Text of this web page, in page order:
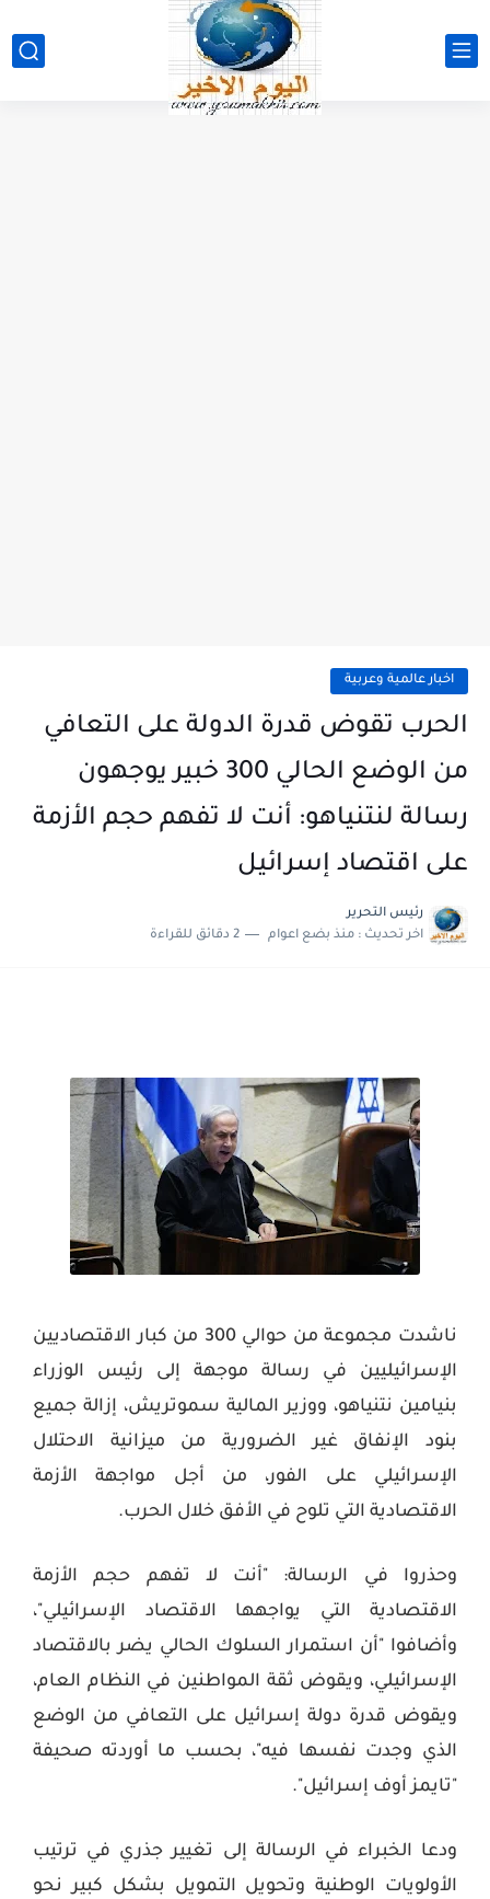
اخبار عالمية وعربية
الحرب تقوض قدرة الدولة على التعافي
من الوضع الحالي 300 خبير يوجهون
رسالة لنتنياهو: أنت لا تفهم حجم الأزمة
على اقتصاد إسرائيل
رئيس التحرير
اخر تحديث : منذ بضع اعوام 2 دقائق للقراءة
ناشدت مجموعة من حوالي 300 من كبار الاقتصاديين
الإسرائيليين في رسالة موجهة إلى رئيس الوزراء
بنيامين نتنياهو، ووزير المالية سموتريش، إزالة جميع
بنود الإنفاق غير الضرورية من ميزانية الاحتلال
الإسرائيلي على الفور، من أجل مواجهة الأزمة
الاقتصادية التي تلوح في الأفق خلال الحرب.
وحذروا في الرسالة: "أنت لا تفهم حجم الأزمة
الاقتصادية التي يواجهها الاقتصاد الإسرائيلي"،
وأضافوا "أن استمرار السلوك الحالي يضر بالاقتصاد
الإسرائيلي، ويقوض ثقة المواطنين في النظام العام،
ويقوض قدرة دولة إسرائيل على التعافي من الوضع
الذي وجدت نفسها فيه"، بحسب ما أوردته صحيفة
"تايمز أوف إسرائيل".
ودعا الخبراء في الرسالة إلى تغيير جذري في ترتيب
الأولويات الوطنية وتحويل التمويل بشكل كبير نحو